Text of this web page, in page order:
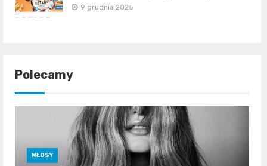
9 grudnia 2025
Polecamy
WŁOSY